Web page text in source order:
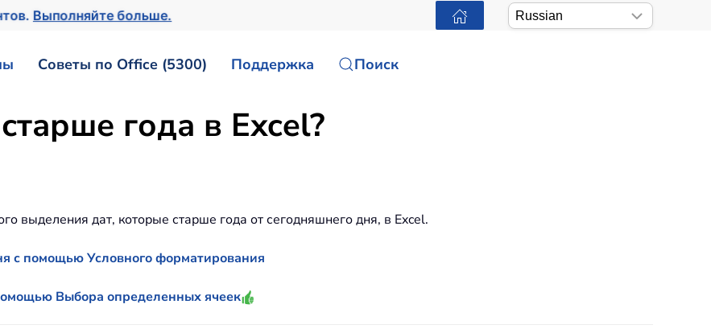
Выполняйте больше.
Советы по Office (5300) Поддержка Поиск
года в Excel?
выделения дат, которые старше года от сегодняшнего дня, в Excel.
с помощью Условного форматирования
Выбора определенных ячеек